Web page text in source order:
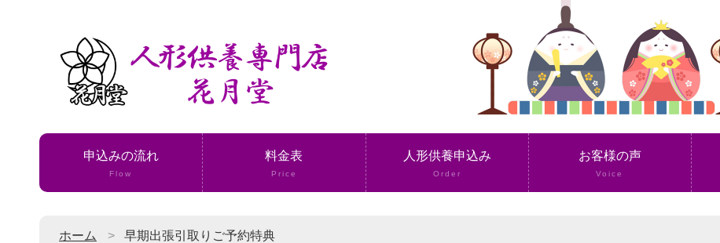
申込みの流れ
Flow
料金表
Price
人形供養申込み
Order
お客様の声
Voice
ホーム 早期出張引取りご予約特典